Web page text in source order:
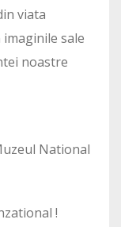
viata
sale
noastre
National
!